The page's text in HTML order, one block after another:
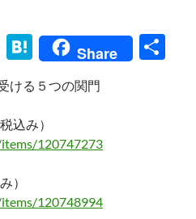
C
o
p
y
Li
n
k
H
e
n
a
Share
ける５つの関門
込み）
120747273
）
120748994